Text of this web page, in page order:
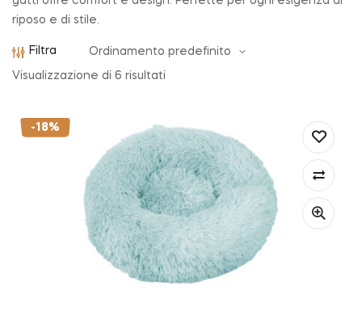
riposo e di stile.
Filtra
Visualizzazione di 6 risultati
-18%